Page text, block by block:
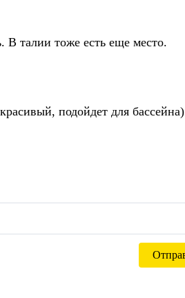
В талии тоже есть еще место.
подойдет для бассейна)